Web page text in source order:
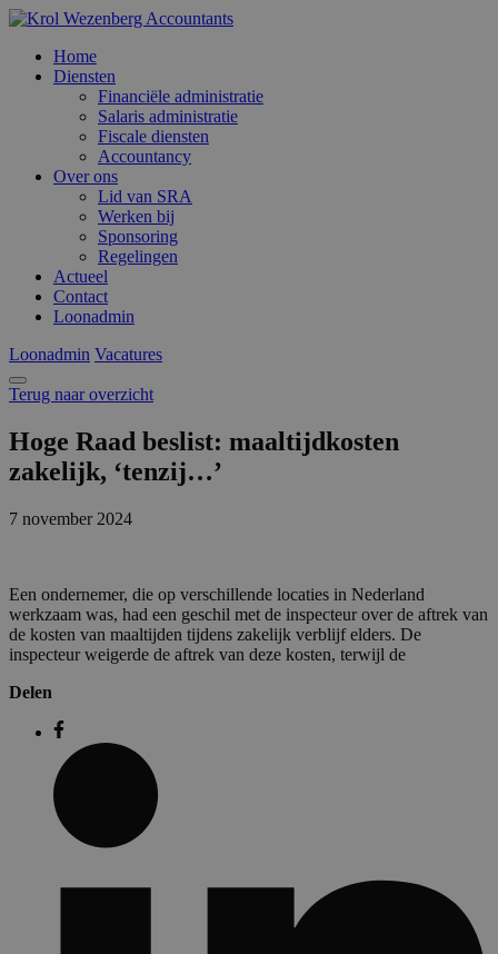
Home
Diensten
Financiële administratie
Salaris administratie
Fiscale diensten
Accountancy
Over ons
Lid van SRA
Werken bij
Sponsoring
Regelingen
Actueel
Contact
Loonadmin
Loonadmin Vacatures
Terug naar overzicht
Hoge Raad beslist: maaltijdkosten
zakelijk, ‘tenzij…’
7 november 2024
Een ondernemer, die op verschillende locaties in Nederland
werkzaam was, had een geschil met de inspecteur over de aftrek van
de kosten van maaltijden tijdens zakelijk verblijf elders. De
inspecteur weigerde de aftrek van deze kosten, terwijl de
Delen